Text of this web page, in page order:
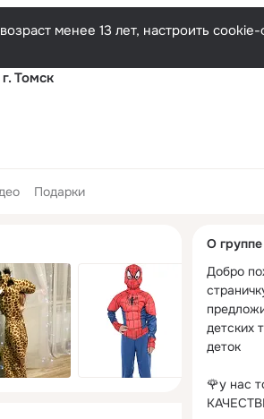
менее 13 лет, настроить
Томск
Подарки
колонка
О группе
Добро
детских
деток
🌹у нас